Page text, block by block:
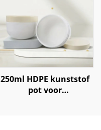
250ml HDPE kunststof
pot voor